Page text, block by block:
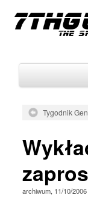
Archiwum
Wszystko
Aktualności
Tygodnik
archiwum, 11/10/2006